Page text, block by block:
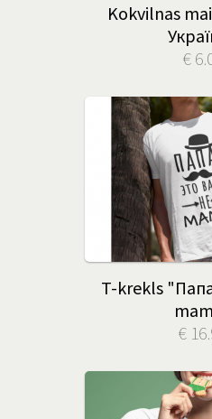
Kokvilnas
€
T-krekls
€